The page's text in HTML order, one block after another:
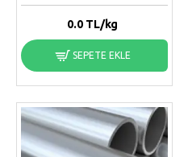
0.0TL/kg
SEPETE EKLE